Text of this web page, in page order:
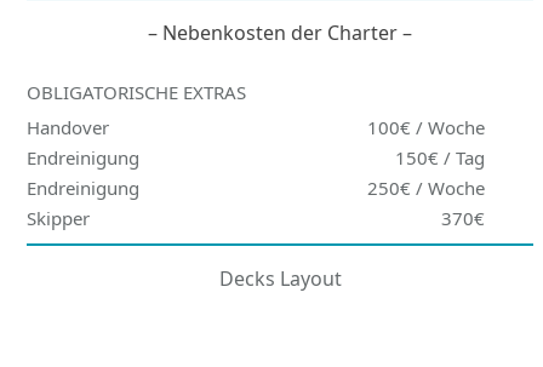
– Nebenkosten der Charter –
OBLIGATORISCHE EXTRAS
Handover
100€ / Woche
Endreinigung
150€ / Tag
Endreinigung
250€ / Woche
Skipper
370€
Decks Layout